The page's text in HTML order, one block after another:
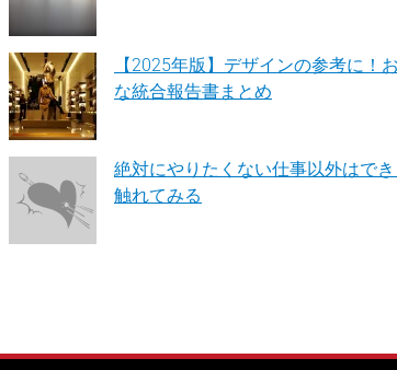
【2025年版】デザインの参考に！
な統合報告書まとめ
絶対にやりたくない仕事以外はで
触れてみる